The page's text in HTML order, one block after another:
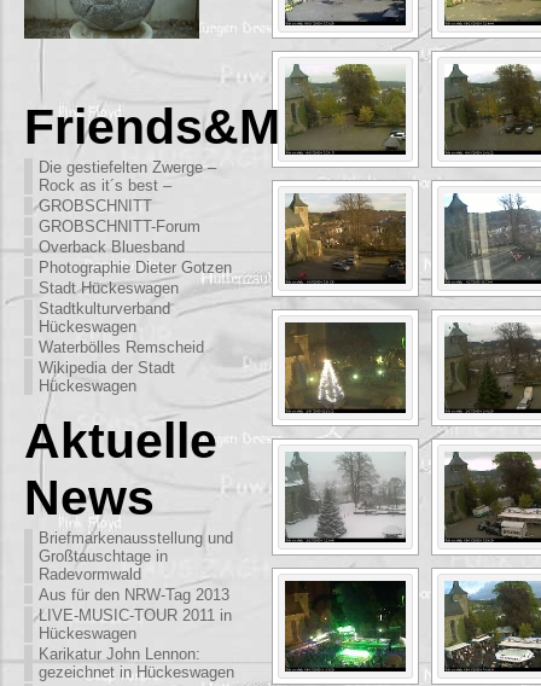
Friends&More
Die gestiefelten Zwerge –
Rock as it´s best –
GROBSCHNITT
GROBSCHNITT-Forum
Overback Bluesband
Photographie Dieter Gotzen
Stadt Hückeswagen
Stadtkulturverband
Hückeswagen
Waterbölles Remscheid
Wikipedia der Stadt
Hückeswagen
Aktuelle
News
Briefmarkenausstellung und
Großtauschtage in
Radevormwald
Aus für den NRW-Tag 2013
LIVE-MUSIC-TOUR 2011 in
Hückeswagen
Karikatur John Lennon:
gezeichnet in Hückeswagen